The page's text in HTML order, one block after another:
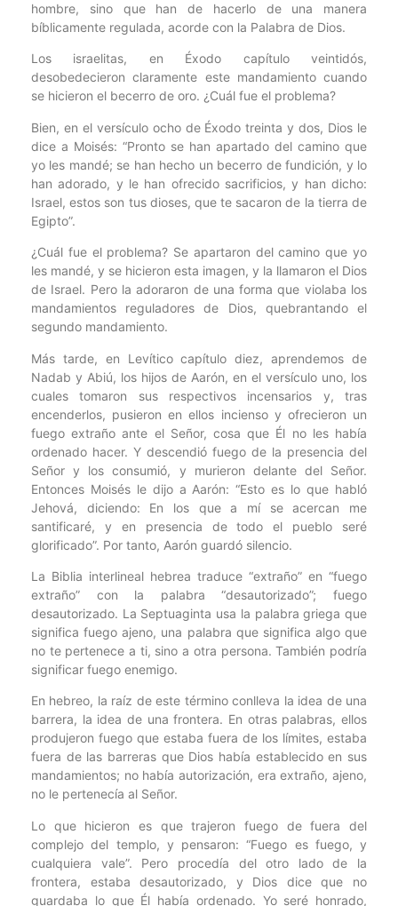
hombre, sino que han de hacerlo de una manera
bíblicamente regulada, acorde con la Palabra de Dios.
Los israelitas, en Éxodo capítulo veintidós,
desobedecieron claramente este mandamiento cuando
se hicieron el becerro de oro. ¿Cuál fue el problema?
Bien, en el versículo ocho de Éxodo treinta y dos, Dios le
dice a Moisés: “Pronto se han apartado del camino que
yo les mandé; se han hecho un becerro de fundición, y lo
han adorado, y le han ofrecido sacrificios, y han dicho:
Israel, estos son tus dioses, que te sacaron de la tierra de
Egipto”.
¿Cuál fue el problema? Se apartaron del camino que yo
les mandé, y se hicieron esta imagen, y la llamaron el Dios
de Israel. Pero la adoraron de una forma que violaba los
mandamientos reguladores de Dios, quebrantando el
segundo mandamiento.
Más tarde, en Levítico capítulo diez, aprendemos de
Nadab y Abiú, los hijos de Aarón, en el versículo uno, los
cuales tomaron sus respectivos incensarios y, tras
encenderlos, pusieron en ellos incienso y ofrecieron un
fuego extraño ante el Señor, cosa que Él no les había
ordenado hacer. Y descendió fuego de la presencia del
Señor y los consumió, y murieron delante del Señor.
Entonces Moisés le dijo a Aarón: “Esto es lo que habló
Jehová, diciendo: En los que a mí se acercan me
santificaré, y en presencia de todo el pueblo seré
glorificado”. Por tanto, Aarón guardó silencio.
La Biblia interlineal hebrea traduce “extraño” en “fuego
extraño” con la palabra “desautorizado”; fuego
desautorizado. La Septuaginta usa la palabra griega que
significa fuego ajeno, una palabra que significa algo que
no te pertenece a ti, sino a otra persona. También podría
significar fuego enemigo.
En hebreo, la raíz de este término conlleva la idea de una
barrera, la idea de una frontera. En otras palabras, ellos
produjeron fuego que estaba fuera de los límites, estaba
fuera de las barreras que Dios había establecido en sus
mandamientos; no había autorización, era extraño, ajeno,
no le pertenecía al Señor.
Lo que hicieron es que trajeron fuego de fuera del
complejo del templo, y pensaron: “Fuego es fuego, y
cualquiera vale”. Pero procedía del otro lado de la
frontera, estaba desautorizado, y Dios dice que no
guardaba lo que Él había ordenado. Yo seré honrado,